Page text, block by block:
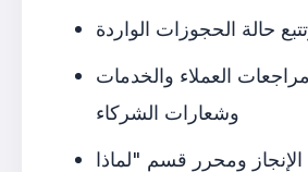
حالة الحجوزات الواردة
العملاء والخدمات
وشعارات الشركاء
ومحرر قسم "لماذا